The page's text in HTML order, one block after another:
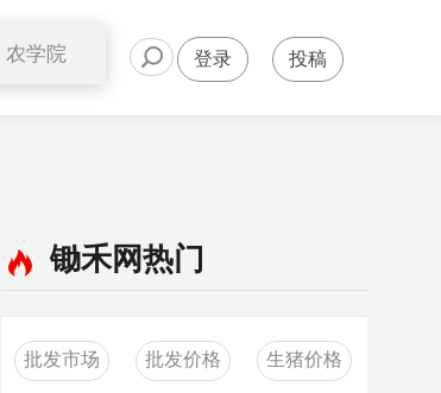
农学院 登录 投稿
锄禾网热门
批发市场 批发价格 生猪价格